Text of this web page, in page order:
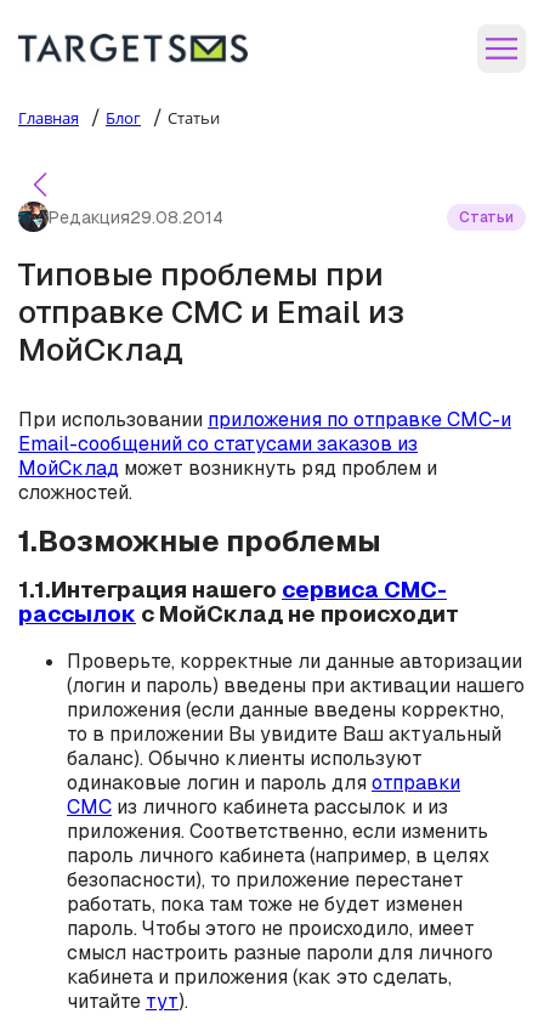
Главная / Блог / Статьи
Редакция29.08.2014 Статьи
Типовые проблемы при
отправке СМС и Email из
МойСклад
При использовании приложения по отправке СМС-и
Email-сообщений со статусами заказов из
МойСклад может возникнуть ряд проблем и
сложностей.
1.Возможные проблемы
1.1.Интеграция нашего сервиса СМС-
рассылок с МойСклад не происходит
Проверьте, корректные ли данные авторизации
(логин и пароль) введены при активации нашего
приложения (если данные введены корректно,
то в приложении Вы увидите Ваш актуальный
баланс). Обычно клиенты используют
одинаковые логин и пароль дляотправки
СМС из личного кабинета рассылок и из
приложения. Соответственно, если изменить
пароль личного кабинета (например, в целях
безопасности), то приложение перестанет
работать, пока там тоже не будет изменен
пароль. Чтобы этого не происходило, имеет
смысл настроить разные пароли для личного
кабинета и приложения (как это сделать,
читайте тут).